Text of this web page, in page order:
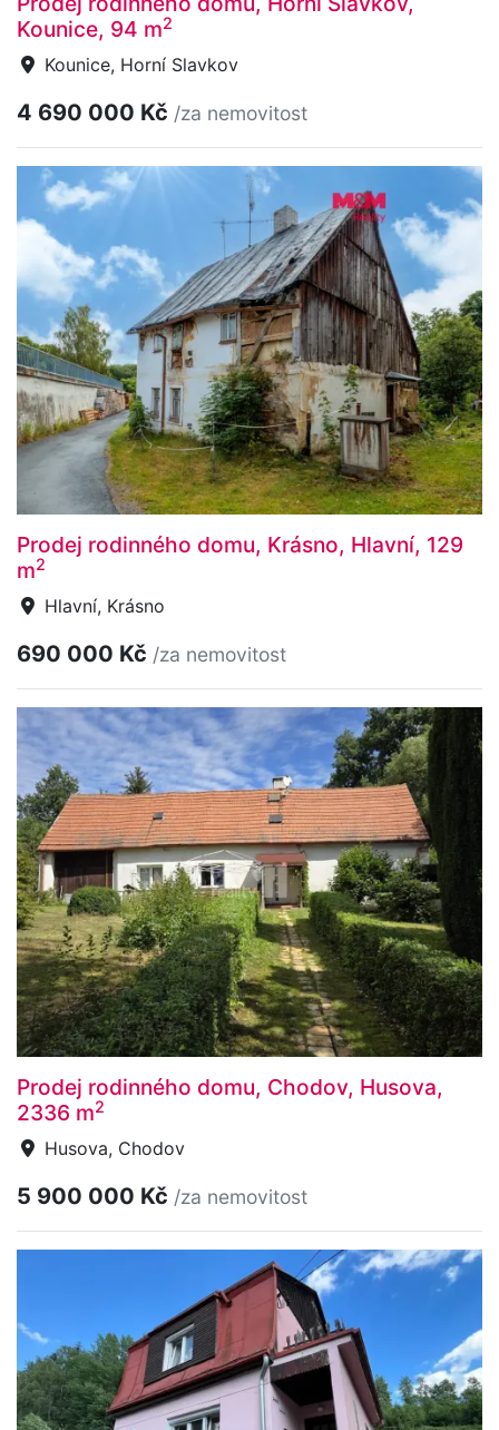
Kounice, 94 m2
Kounice, Horní Slavkov
4 690 000 Kč /za nemovitost
Prodej rodinného domu, Krásno, Hlavní, 129
m2
Hlavní, Krásno
690 000 Kč /za nemovitost
Prodej rodinného domu, Chodov, Husova,
2336 m2
Husova, Chodov
5 900 000 Kč /za nemovitost